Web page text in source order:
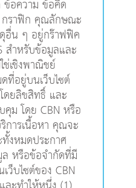
ข้อความ ข้อคิด
กราฟิก คุณลักษณะ
อื่น ๆ อยู่กร๊าฟฟิค
สำหรับข้อมูลและ
ช่เชิงพาณิชย์
ที่อยู่บนเว็บไซต์
ดยลิขสิทธิ์ และ
คุม โดย CBN หรือ
การเนื้อหา คุณจะ
งหมดประกาศ
หรือข้อจำกัดที่มี
ว็บไซต์ของ CBN